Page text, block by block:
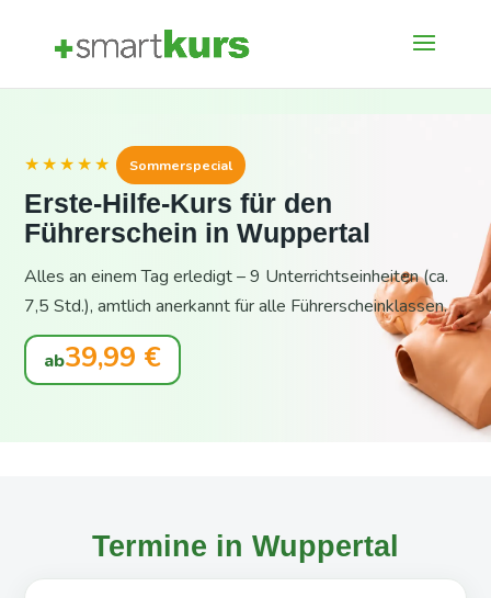
★★★★★ Sommerspecial
Erste-Hilfe-Kurs für den
Führerschein in Wuppertal
Alles an einem Tag erledigt – 9 Unterrichtseinheiten (ca.
7,5 Std.), amtlich anerkannt für alle Führerscheinklassen.
ab39,99 €
Termine in Wuppertal